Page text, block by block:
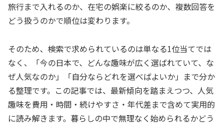
旅行まで入れるのか、在宅の娯楽に絞るのか、複数回答を
どう扱うのかで順位は変わります。
そのため、検索で求められているのは単なる1位当てでは
なく、「今の日本で、どんな趣味が広く選ばれていて、な
ぜ人気なのか」「自分ならどれを選べばよいか」まで分か
る整理です。この記事では、最新傾向を踏まえつつ、人気
趣味を費用・時間・続けやすさ・年代差まで含めて実用的
に読み解きます。暮らしの中で無理なく始められるかどう